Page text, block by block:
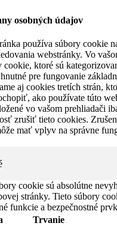
osobných údajov
používa súbory cookie
webstránky. Vo
cookie, ktoré sú
pre fungovanie
aj cookies tretích strán,
ako používate túto
vo vašom prehliadači
zrušiť tieto cookies.
mať vplyv na správne
cookie sú absolútne
stránky. Tieto súbory
funkcie a bezpečnostné
Trvanie